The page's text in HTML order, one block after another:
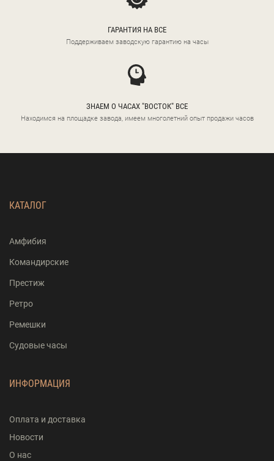
ГАРАНТИЯ НА ВСЕ
Поддерживаем заводскую гарантию на часы
ЗНАЕМ О ЧАСАХ "ВОСТОК" ВСЕ
Находимся на площадке завода, имеем многолетний опыт продажи часов
КАТАЛОГ
Амфибия
Командирские
Престиж
Ретро
Ремешки
Судовые часы
ИНФОРМАЦИЯ
Оплата и доставка
Новости
О нас